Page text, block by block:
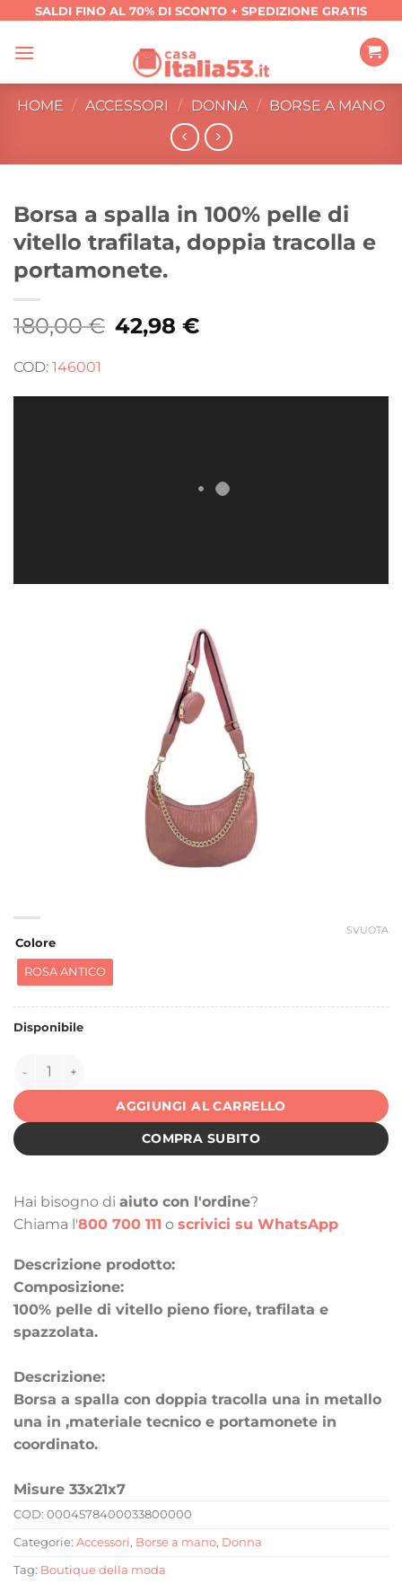
contenuti
SALDI FINO AL 70% DI SCONTO + SPEDIZIONE GRATIS
HOME / ACCESSORI / DONNA / BORSE A MANO
Borsa a spalla in 100% pelle di
vitello trafilata, doppia tracolla e
portamonete.
180,00€
Il
prezzo
42,98€Il
prezzo
COD: 146001
Colore
ROSA ANTICO
SVUOTA
Disponibile
146001 quantità
AGGIUNGI AL CARRELLO
COMPRA SUBITO
Hai bisogno di aiuto con l'ordine?
Chiama l'800 700 111 o scrivici su WhatsApp
Descrizione prodotto:
Composizione:
100% pelle di vitello pieno fiore, trafilata e
spazzolata.
Descrizione:
Borsa a spalla con doppia tracolla una in metallo
una in ,materiale tecnico e portamonete in
coordinato.
Misure 33x21x7
COD: 0004578400033800000
Categorie: Accessori, Borse a mano, Donna
Tag: Boutique della moda